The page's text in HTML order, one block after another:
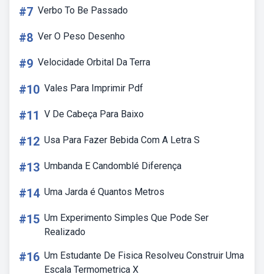
#7 Verbo To Be Passado
#8 Ver O Peso Desenho
#9 Velocidade Orbital Da Terra
#10 Vales Para Imprimir Pdf
#11 V De Cabeça Para Baixo
#12 Usa Para Fazer Bebida Com A Letra S
#13 Umbanda E Candomblé Diferença
#14 Uma Jarda é Quantos Metros
#15 Um Experimento Simples Que Pode Ser
Realizado
#16 Um Estudante De Fisica Resolveu Construir Uma
Escala Termometrica X